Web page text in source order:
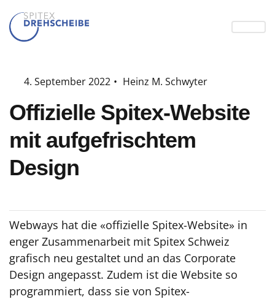
4. September 2022 • Heinz M. Schwyter
Offizielle Spitex-Website
mit aufgefrischtem
Design
Webways hat die «offizielle Spitex-Website» in
enger Zusammenarbeit mit Spitex Schweiz
grafisch neu gestaltet und an das Corporate
Design angepasst. Zudem ist die Website so
programmiert, dass sie von Spitex-